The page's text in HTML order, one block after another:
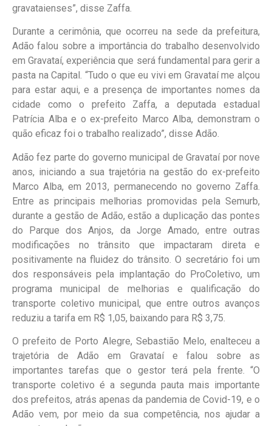
gravataienses”, disse Zaffa.
Durante a cerimônia, que ocorreu na sede da prefeitura,
Adão falou sobre a importância do trabalho desenvolvido
em Gravataí, experiência que será fundamental para gerir a
pasta na Capital. “Tudo o que eu vivi em Gravataí me alçou
para estar aqui, e a presença de importantes nomes da
cidade como o prefeito Zaffa, a deputada estadual
Patrícia Alba e o ex-prefeito Marco Alba, demonstram o
quão eficaz foi o trabalho realizado”, disse Adão.
Adão fez parte do governo municipal de Gravataí por nove
anos, iniciando a sua trajetória na gestão do ex-prefeito
Marco Alba, em 2013, permanecendo no governo Zaffa.
Entre as principais melhorias promovidas pela Semurb,
durante a gestão de Adão, estão a duplicação das pontes
do Parque dos Anjos, da Jorge Amado, entre outras
modificações no trânsito que impactaram direta e
positivamente na fluidez do trânsito. O secretário foi um
dos responsáveis pela implantação do ProColetivo, um
programa municipal de melhorias e qualificação do
transporte coletivo municipal, que entre outros avanços
reduziu a tarifa em R$ 1,05, baixando para R$ 3,75.
O prefeito de Porto Alegre, Sebastião Melo, enalteceu a
trajetória de Adão em Gravataí e falou sobre as
importantes tarefas que o gestor terá pela frente. “O
transporte coletivo é a segunda pauta mais importante
dos prefeitos, atrás apenas da pandemia de Covid-19, e o
Adão vem, por meio da sua competência, nos ajudar a